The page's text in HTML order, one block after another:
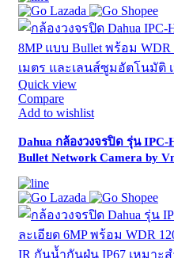
Quick view
Compare
Add to wishlist
Dahua กล้องวงจรปิด รุ่น IPC-
Bullet Network Camera by